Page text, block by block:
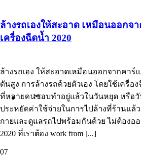
Thai
ล้างรถเองให้สะอาด เหมือนออกจ
เครื่องฉีดน้ำ 2020
ล้างรถเอง ให้สะอาดเหมือนออกจากคาร์
ดันสูง การล้างรถด้วยตัวเอง โดยใช้เครื่อ
ที่หลายคนชอบทำอยู่แล้วในวันหยุด หรือวั
ประหยัดค่าใช้จ่ายในการไปล้างที่ร้านแล้
กายและดูแลรถไปพร้อมกันด้วย ไม่ต้องออ
2020 ที่เราต้อง work from [...]
07